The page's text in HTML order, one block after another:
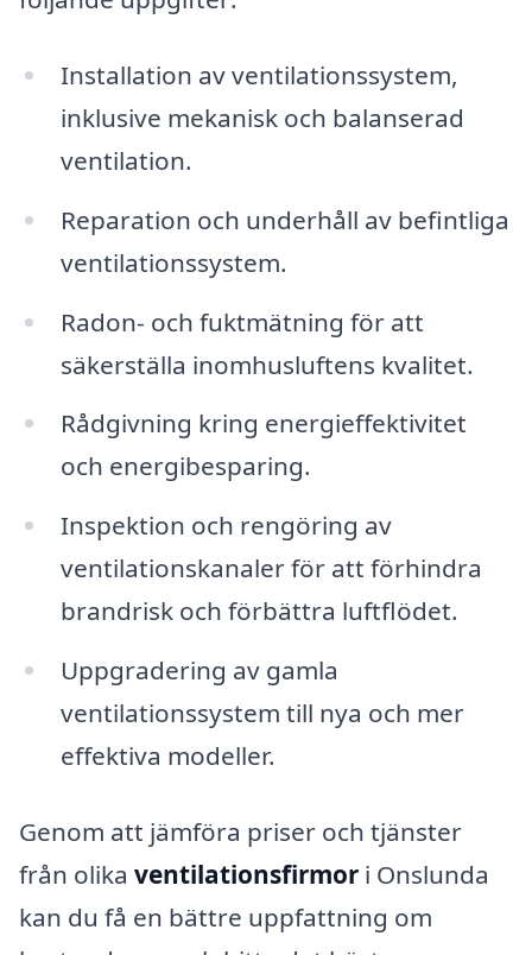
Installation av ventilationssystem,
inklusive mekanisk och balanserad
ventilation.
Reparation och underhåll av befintliga
ventilationssystem.
Radon- och fuktmätning för att
säkerställa inomhusluftens kvalitet.
Rådgivning kring energieffektivitet
och energibesparing.
Inspektion och rengöring av
ventilationskanaler för att förhindra
brandrisk och förbättra luftflödet.
Uppgradering av gamla
ventilationssystem till nya och mer
effektiva modeller.
Genom att jämföra priser och tjänster
från olika ventilationsfirmor i Onslunda
kan du få en bättre uppfattning om